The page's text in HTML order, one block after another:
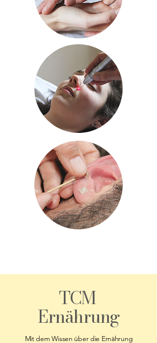
TCM
Ernährung
Mit dem Wissen über die Ernährung